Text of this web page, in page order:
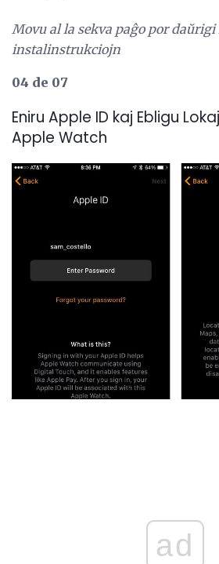
Movu al la sekva paĝo por daŭrigi
instalinstrukciojn
04 de 07
Eniru Apple ID kaj Ebligu
Apple Watch
ad